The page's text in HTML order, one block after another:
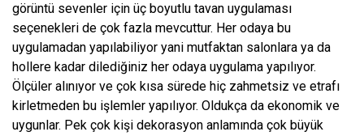
görüntü sevenler için üç boyutlu tavan uygulaması
seçenekleri de çok fazla mevcuttur. Her odaya bu
uygulamadan yapılabiliyor yani mutfaktan salonlara ya da
hollere kadar dilediğiniz her odaya uygulama yapılıyor.
Ölçüler alınıyor ve çok kısa sürede hiç zahmetsiz ve etrafı
kirletmeden bu işlemler yapılıyor. Oldukça da ekonomik ve
uygunlar. Pek çok kişi dekorasyon anlamında çok büyük